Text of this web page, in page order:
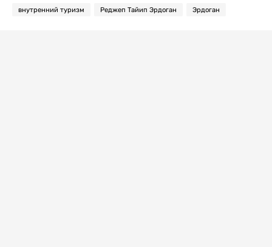
внутренний туризм Реджеп Тайип Эрдоган Эрдоган